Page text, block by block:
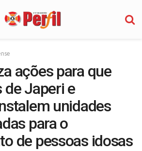
ações para que
Japeri e
unidades
para o
de pessoas idosas